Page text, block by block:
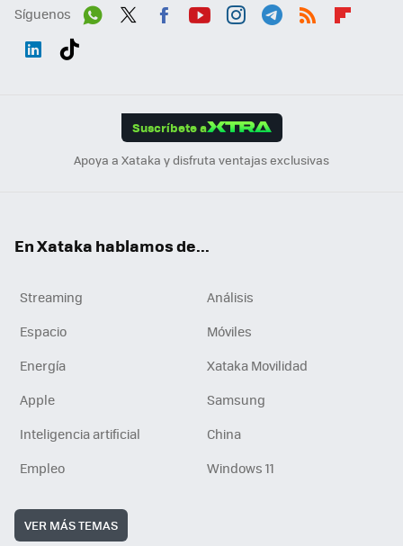
Síguenos
Suscríbete a
Apoya a Xataka y disfruta ventajas exclusivas
En Xataka hablamos de...
Streaming
Análisis
Espacio
Móviles
Energía
Xataka Movilidad
Apple
Samsung
Inteligencia artificial
China
Empleo
Windows 11
VER MÁS TEMAS